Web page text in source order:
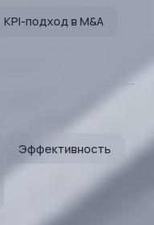
KPI-подход в M&A
Эффективность